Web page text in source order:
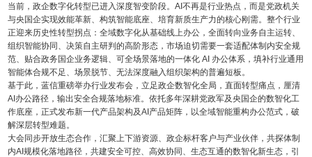
当前，政企数字化转型已进入深度智变阶段。AI不再是行业热点，而是党政机关
与央国企实现效能革新、构筑智能底座、培育新质生产力的核心刚需。整个行业
正迎来历史性转型拐点：全域数字化从基础线上办公，全面转向业务自主运转、
组织智能协同、决策自主研判的高阶形态，市场迫切需要一套适配体制内安全规
范、贴合政务国企业务逻辑、可全场景落地的一体化 AI 办公体系，填补行业通用
智能体合规不足、场景脱节、无法深度融入组织架构的普遍短板。
基于此，蓝信重磅举办行业发布会，立足政企数智化全局，直面转型痛点，厘清
AI办公路径，输出安全合规落地标准。依托多年深耕党政军及央国企的数智化工
作底座，正式发布新一代产品架构及AI产品矩阵，以全域智能重构办公范式，破
解深层转型难题。
大会同步开放生态合作，汇聚上下游资源、政企标杆客户与产业伙伴，共探体制
内AI规模化落地路径，共建安全可控、高效协同、生态互通的数智化新生态，引